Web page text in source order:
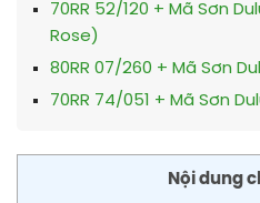
70RR 52/120 + Mã Sơn
Rose)
80RR 07/260 + Mã Sơn
70RR 74/051 + Mã Sơn
Nội dung